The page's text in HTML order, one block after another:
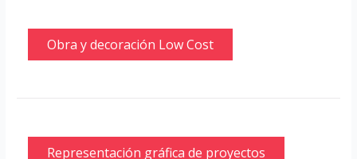
Obra y decoración Low Cost
Representación gráfica de proyectos